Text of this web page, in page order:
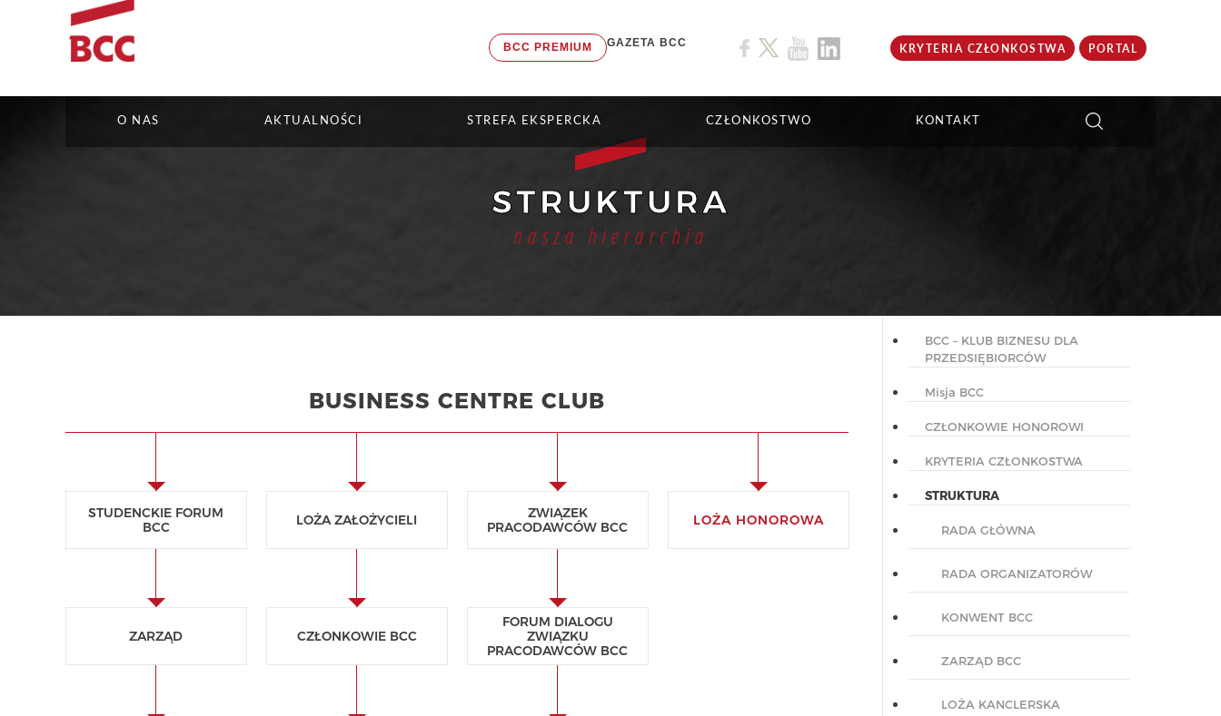
BCC PREMIUM GAZETA BCC KRYTERIA CZŁONKOSTWA PORTAL
O NAS AKTUALNOŚCI STREFA EKSPERCKA CZŁONKOSTWO KONTAKT
STRUKTURA
nasza hierarchia
BCC – KLUB BIZNESU DLA
PRZEDSIĘBIORCÓW
Misja BCC
CZŁONKOWIE HONOROWI
KRYTERIA CZŁONKOSTWA
STRUKTURA
RADA GŁÓWNA
RADA ORGANIZATORÓW
KONWENT BCC
ZARZĄD BCC
LOŻA KANCLERSKA
BUSINESS CENTRE CLUB
STUDENCKIE FORUM
BCC
ZARZĄD
LOŻA ZAŁOŻYCIELI
CZŁONKOWIE BCC
ZWIĄZEK
PRACODAWCÓW BCC
FORUM DIALOGU
ZWIĄZKU
PRACODAWCÓW BCC
LOŻA HONOROWA